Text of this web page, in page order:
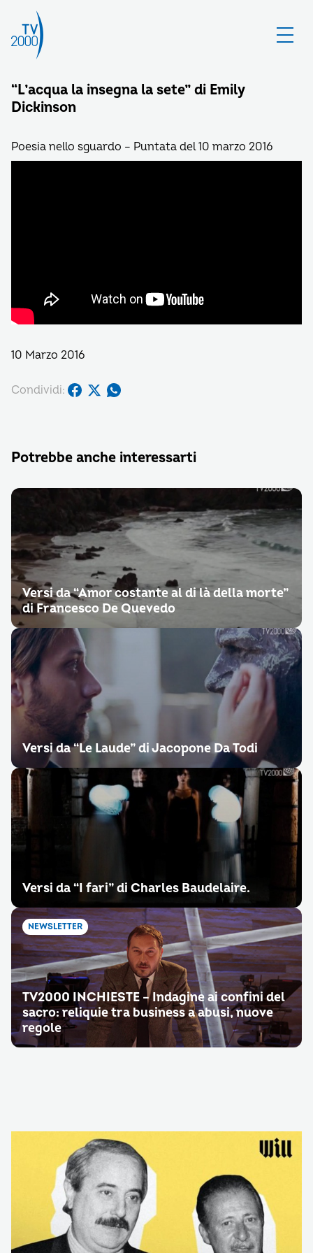
“L’acqua la insegna la sete” di Emily
Dickinson
Poesia nello sguardo – Puntata del 10 marzo 2016
10 Marzo 2016
Condividi:
Potrebbe anche interessarti
Versi da “Amor costante al di là della morte”
di Francesco De Quevedo
Versi da “Le Laude” di Jacopone Da Todi
Versi da “I fari” di Charles Baudelaire.
NEWSLETTER
TV2000 INCHIESTE – Indagine ai confini del
sacro: reliquie tra business a abusi, nuove
regole